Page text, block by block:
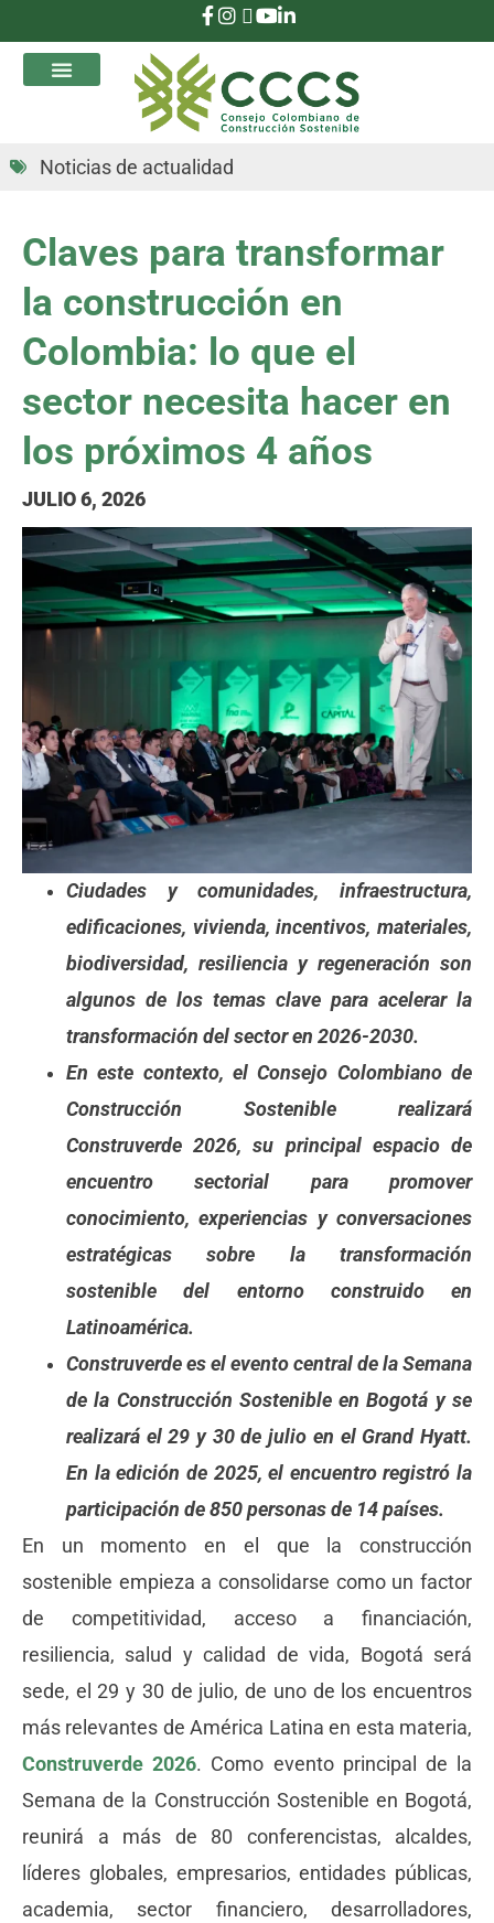
Noticias de actualidad
Claves para transformar
la construcción en
Colombia: lo que el
sector necesita hacer en
los próximos 4 años
JULIO 6, 2026
Ciudades y comunidades, infraestructura,
edificaciones, vivienda, incentivos, materiales,
biodiversidad, resiliencia y regeneración son
algunos de los temas clave para acelerar la
transformación del sector en 2026-2030.
En este contexto, el Consejo Colombiano de
Construcción Sostenible realizará
Construverde 2026, su principal espacio de
encuentro sectorial para promover
conocimiento, experiencias y conversaciones
estratégicas sobre la transformación
sostenible del entorno construido en
Latinoamérica.
Construverde es el evento central de la Semana
de la Construcción Sostenible en Bogotá y se
realizará el 29 y 30 de julio en el Grand Hyatt.
En la edición de 2025, el encuentro registró la
participación de 850 personas de 14 países.
En un momento en el que la construcción
sostenible empieza a consolidarse como un factor
de competitividad, acceso a financiación,
resiliencia, salud y calidad de vida, Bogotá será
sede, el 29 y 30 de julio, de uno de los encuentros
más relevantes de América Latina en esta materia,
Construverde 2026. Como evento principal de la
Semana de la Construcción Sostenible en Bogotá,
reunirá a más de 80 conferencistas, alcaldes,
líderes globales, empresarios, entidades públicas,
academia, sector financiero, desarrolladores,